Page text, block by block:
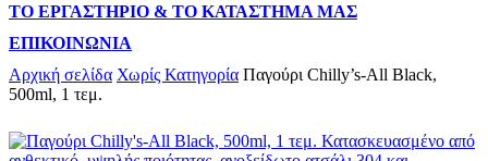
ΤΟ ΕΡΓΑΣΤΗΡΙΟ & ΤΟ ΚΑΤΑΣΤΗΜΑ ΜΑΣ
ΕΠΙΚΟΙΝΩΝΙΑ
Αρχική σελίδα Χωρίς Κατηγορία Παγούρι Chilly’s-All Black,
500ml, 1 τεμ.